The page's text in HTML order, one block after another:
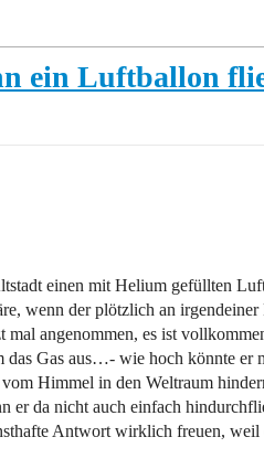
ein Luftballon
einen mit Helium gefüllten
wenn der plötzlich an
mal angenommen, es ist
das Gas aus…- wie hoch könnte er
Himmel in den Weltraum
er da nicht auch einfach
Antwort wirklich freuen, weil